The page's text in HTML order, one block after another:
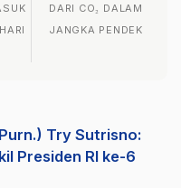
DARI CO₂ DALAM
JANGKA PENDEK
Try Sutrisno:
Presiden RI ke-6